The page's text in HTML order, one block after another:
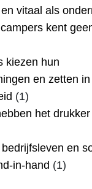
vitaal als
kent
kiezen hun
en zetten
(1)
het
en
in-hand (1)